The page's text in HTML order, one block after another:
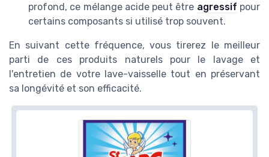
profond, ce mélange acide peut être agressif pour
certains composants si utilisé trop souvent.
En suivant cette fréquence, vous tirerez le meilleur
parti de ces produits naturels pour le lavage et
l'entretien de votre lave-vaisselle tout en préservant
sa longévité et son efficacité.